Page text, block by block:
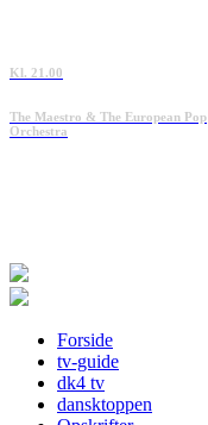
Kl. 21.00
The Maestro & The European Pop
Orchestra
Forside
tv-guide
dk4 tv
dansktoppen